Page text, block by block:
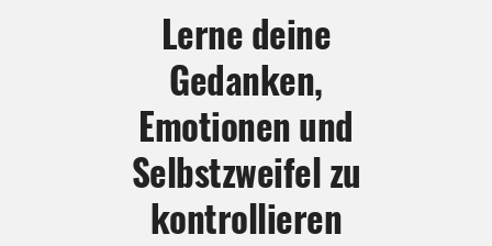
Lerne deine
Gedanken,
Emotionen und
Selbstzweifel zu
kontrollieren